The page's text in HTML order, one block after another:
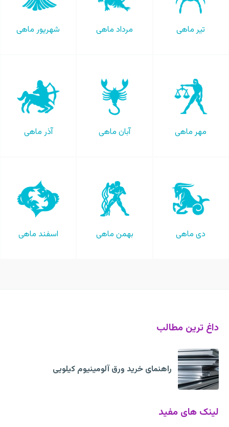
تیر ماهی مرداد ماهی شهریور ماهی
مهر ماهی آبان ماهی آذر ماهی
دی ماهی بهمن ماهی اسفند ماهی
داغ ترین مطالب
راهنمای خرید ورق آلومینیوم کیلویی
لینک های مفید